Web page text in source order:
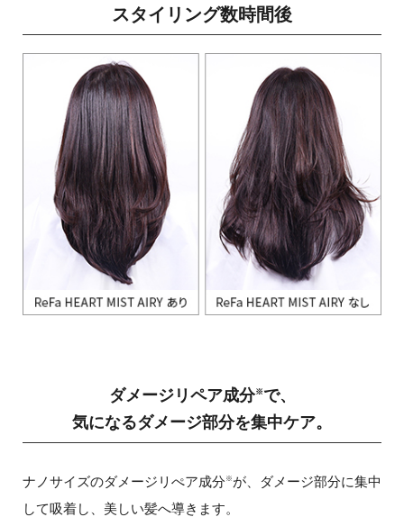
スタイリング数時間後
ダメージリペア成分※ で、
気になるダメージ部分を集中ケア。
ナノサイズのダメージリぺア成分※ が、ダメージ部分に集中
して吸着し、美しい髪へ導きます。